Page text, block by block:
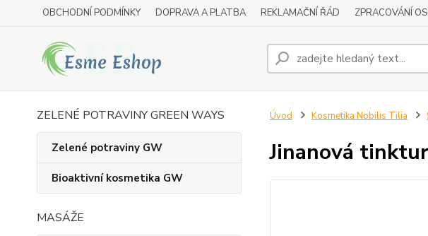
OBCHODNÍ PODMÍNKY DOPRAVA A PLATBA REKLAMAČNÍ ŘÁD ZPRACOVÁNÍ
ZELENÉ POTRAVINY GREEN WAYS
Zelené potraviny GW
Bioaktivní kosmetika GW
MASÁŽE
Úvod Kosmetika Nobilis Tilia
Jinanová